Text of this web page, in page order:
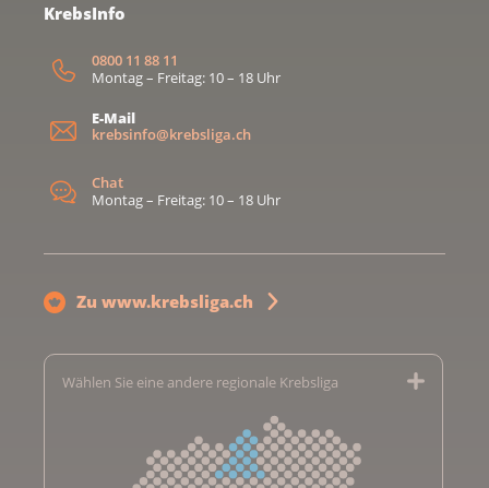
KrebsInfo
0800 11 88 11
Montag – Freitag: 10 – 18 Uhr
E-Mail
krebsinfo@krebsliga.ch
Chat
Montag – Freitag: 10 – 18 Uhr
Zu www.krebsliga.ch
Wählen Sie eine andere regionale Krebsliga